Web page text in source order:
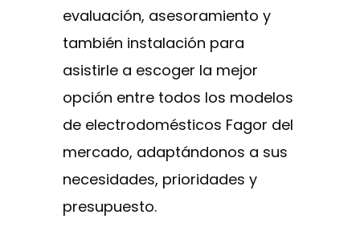
evaluación, asesoramiento y
también instalación para
asistirle a escoger la mejor
opción entre todos los modelos
de electrodomésticos Fagor del
mercado, adaptándonos a sus
necesidades, prioridades y
presupuesto.